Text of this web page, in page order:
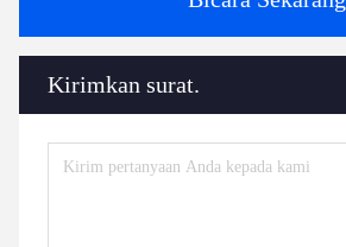
Kirimkan surat.